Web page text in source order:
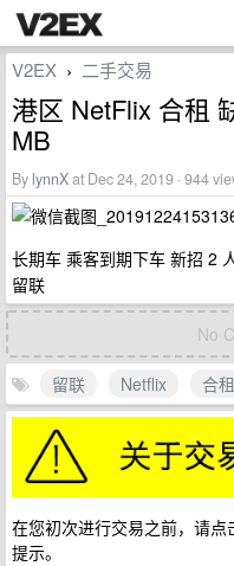
V2EX › 二手交易
港区 NetFlix 合租
MB
By lynnXat Dec 24, 2019 · 944
长期车 乘客到期下车 新招 2
留联
No
留联 Netflix 合租
在您初次进行交易之前，请
提示。